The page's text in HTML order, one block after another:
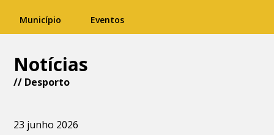
Município Eventos
Notícias
// Desporto
23 junho 2026